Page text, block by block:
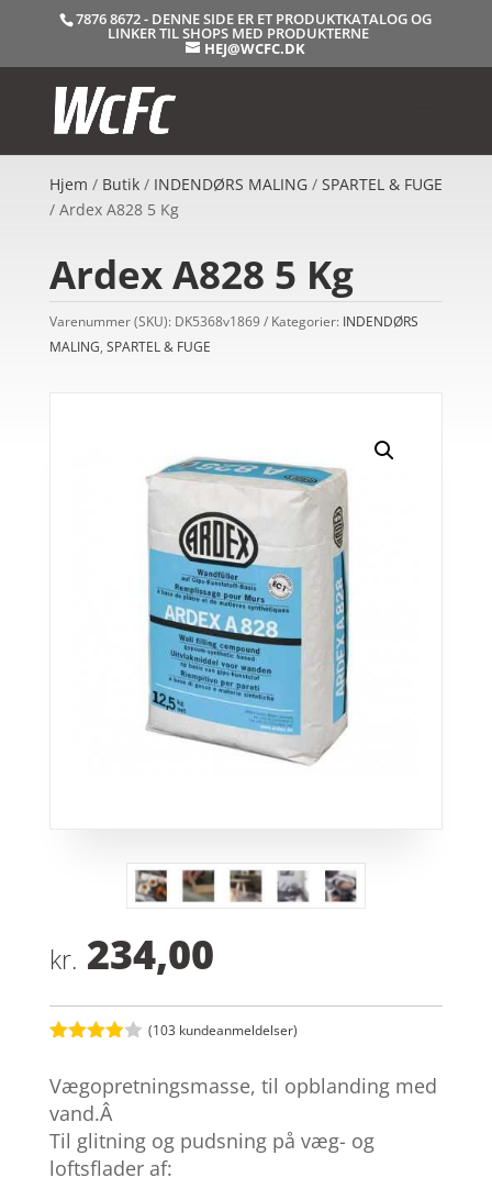
7876 8672 - DENNE SIDE ER ET PRODUKTKATALOG OG
LINKER TIL SHOPS MED PRODUKTERNE
HEJ@WCFC.DK
Hjem / Butik/ INDENDØRS MALING/ SPARTEL & FUGE
/ Ardex A828 5 Kg
Ardex A828 5 Kg
Varenummer (SKU): DK5368v1869 Kategorier: INDENDØRS
MALING, SPARTEL & FUGE
kr. 234,00
ud af 5
baseret
på
kundebed
ømmelse
r
(103 kundeanmeldelser)
Vægopretningsmasse, til opblanding med
vand.Â
Til glitning og pudsning på væg- og
loftsflader af: